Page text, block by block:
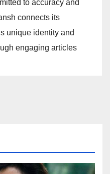
to accuracy and
connects its
unique identity and
engaging articles